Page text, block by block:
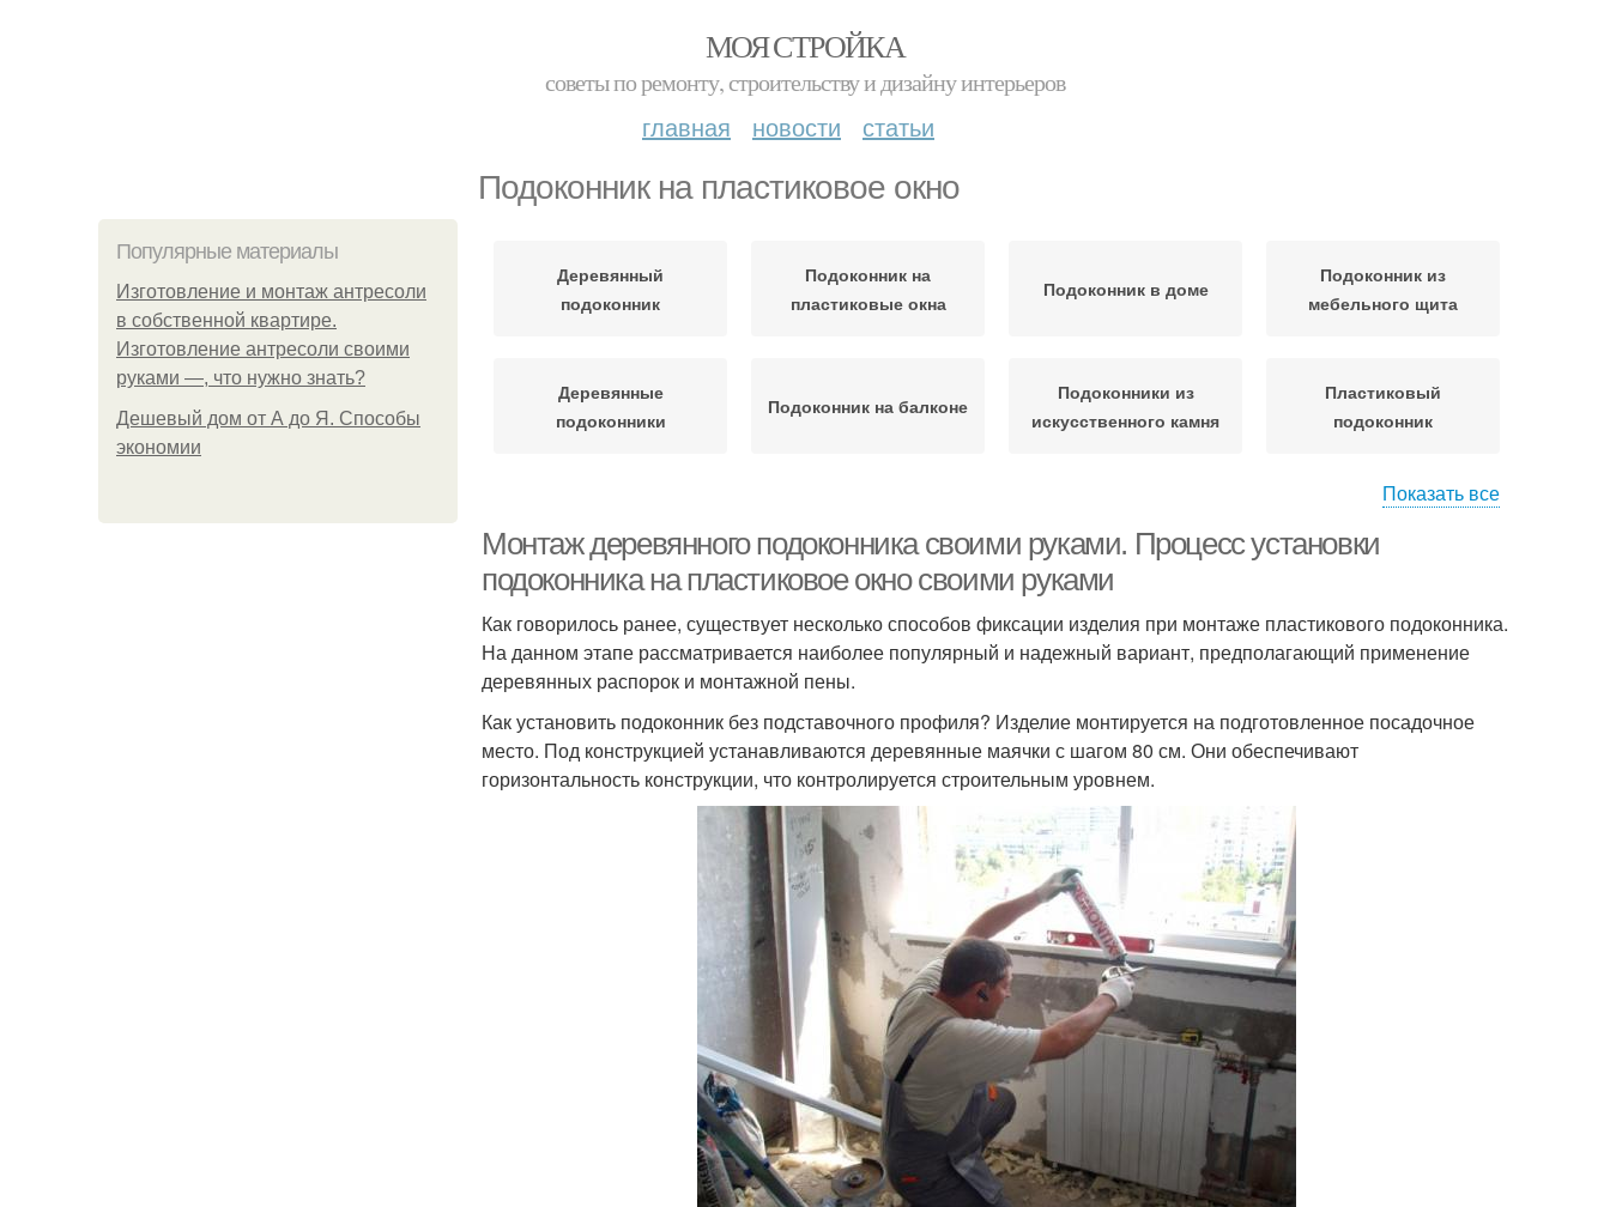
МОЯ СТРОЙКА
советы по ремонту, строительству и дизайну интерьеров
главная новости статьи
Подоконник на пластиковое окно
Популярные материалы
Изготовление и монтаж антресоли
в собственной квартире.
Изготовление антресоли своими
руками —, что нужно знать?
Дешевый дом от А до Я. Способы
экономии
Деревянный
подоконник
Подоконник на
пластиковые окна
Подоконник в доме
Подоконник из
мебельного щита
Деревянные
подоконники
Подоконник на балконе
Подоконники из
искусственного камня
Пластиковый
подоконник
Показать все
Монтаж деревянного подоконника своими руками. Процесс установки
подоконника на пластиковое окно своими руками
Как говорилось ранее, существует несколько способов фиксации изделия при монтаже пластикового подоконника.
На данном этапе рассматривается наиболее популярный и надежный вариант, предполагающий применение
деревянных распорок и монтажной пены.
Как установить подоконник без подставочного профиля? Изделие монтируется на подготовленное посадочное
место. Под конструкцией устанавливаются деревянные маячки с шагом 80 см. Они обеспечивают
горизонтальность конструкции, что контролируется строительным уровнем.